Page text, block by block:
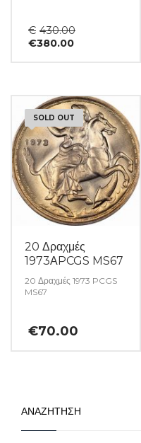
€ 430.00
€380.00
€380.00.
SOLD OUT
20 Δραχμές
1973ΑPCGS MS67
20 Δραχμές 1973 PCGS
MS67
€70.00
ΑΝΑΖΗΤΗΣΗ